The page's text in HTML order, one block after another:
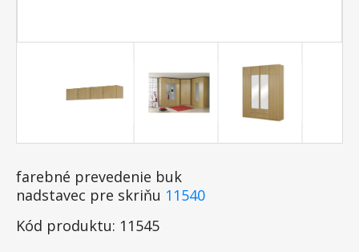
farebné prevedenie buk
nadstavec pre skriňu 11540
Kód produktu: 11545